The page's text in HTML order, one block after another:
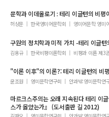
문학과 이데올로기 : 테리 이글턴의 비평
허상문 한국영미어문학회 영미어문학 영미
구원의 정치학과 미적 가치 -테리 이글턴
김용규 한국비평이론학회 비평과 이론 제3
"이론 이후"의 이론?:테리 이글턴의 비
윤조원 영미문학연구회 안과밖:영미문학연
마르크스주의는 오래 지속된다테리 이
스가 옳았는가』 (도서출판 길 2012)